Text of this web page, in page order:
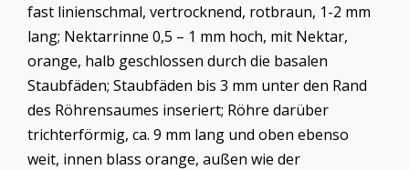
fast linienschmal, vertrocknend, rotbraun, 1-2 mm
lang; Nektarrinne 0,5 – 1 mm hoch, mit Nektar,
orange, halb geschlossen durch die basalen
Staubfäden; Staubfäden bis 3 mm unter den Rand
des Röhrensaumes inseriert; Röhre darüber
trichterförmig, ca. 9 mm lang und oben ebenso
weit, innen blass orange, außen wie der